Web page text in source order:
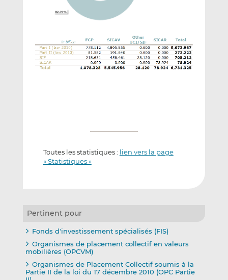
Toutes les statistiques : lien vers la page
« Statistiques »
Pertinent pour
Fonds d'investissement spécialisés (FIS)
Organismes de placement collectif en valeurs
mobilières (OPCVM)
Organismes de Placement Collectif soumis à la
Partie II de la loi du 17 décembre 2010 (OPC Partie